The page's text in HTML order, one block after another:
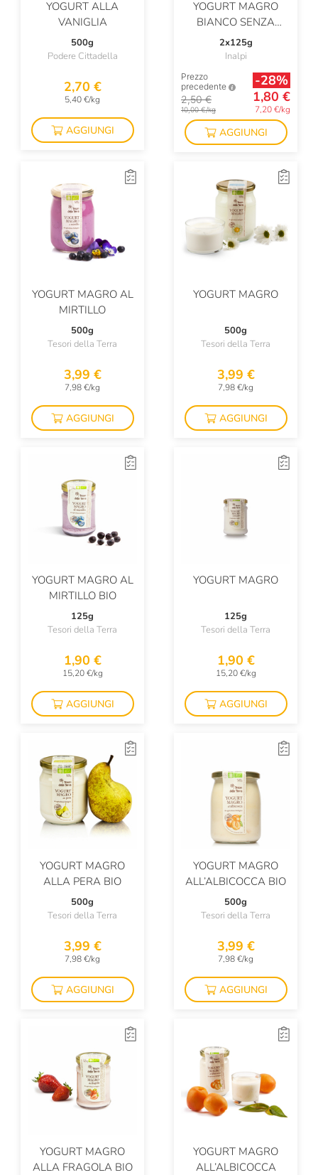
YOGURT ALLA
VANIGLIA
500g
Podere Cittadella
2,70 €
5,40 €/kg
AGGIUNGI
YOGURT MAGRO
BIANCO SENZA
LATTOSIO
2x125g
Inalpi
Prezzo
precedente
2,50 €
10,00 €/kg
-28%
1,80 €
7,20 €/kg
AGGIUNGI
YOGURT MAGRO AL
MIRTILLO
500g
Tesori della Terra
3,99 €
7,98 €/kg
AGGIUNGI
YOGURT MAGRO
500g
Tesori della Terra
3,99 €
7,98 €/kg
AGGIUNGI
YOGURT MAGRO AL
MIRTILLO BIO
125g
Tesori della Terra
1,90 €
15,20 €/kg
AGGIUNGI
YOGURT MAGRO
125g
Tesori della Terra
1,90 €
15,20 €/kg
AGGIUNGI
YOGURT MAGRO
ALLA PERA BIO
500g
Tesori della Terra
3,99 €
7,98 €/kg
AGGIUNGI
YOGURT MAGRO
ALL’ALBICOCCA BIO
500g
Tesori della Terra
3,99 €
7,98 €/kg
AGGIUNGI
YOGURT MAGRO
ALLA FRAGOLA BIO
YOGURT MAGRO
ALL’ALBICOCCA